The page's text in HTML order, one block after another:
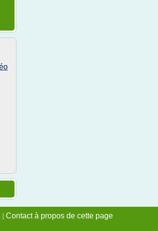
| Contact à propos de cette page